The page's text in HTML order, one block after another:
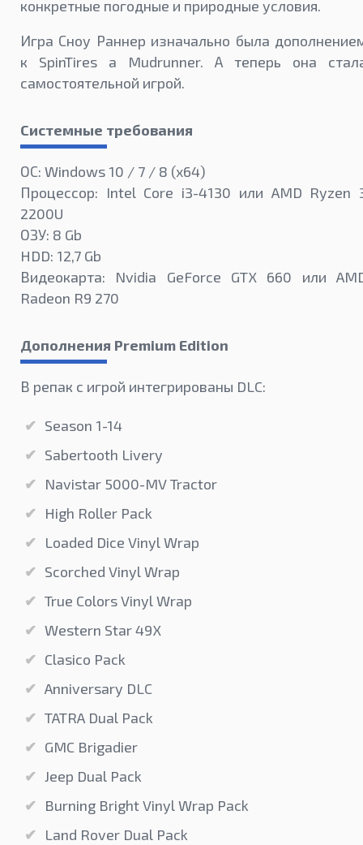
конкретные погодные и природные условия.
Игра Сноу Раннер изначально была
к SpinTires a Mudrunner. А теперь она
самостоятельной игрой.
Системные требования
ОС: Windows 10 / 7 / 8 (x64)
Процессор: Intel Core i3-4130 или AMD Ryzen
2200U
ОЗУ: 8 Gb
HDD: 12,7 Gb
Видеокарта: Nvidia GeForce GTX 660 или
Radeon R9 270
Дополнения Premium Edition
В репак с игрой интегрированы DLC:
Season 1-14
Sabertooth Livery
Navistar 5000-MV Tractor
High Roller Pack
Loaded Dice Vinyl Wrap
Scorched Vinyl Wrap
True Colors Vinyl Wrap
Western Star 49X
Clasico Pack
Anniversary DLC
TATRA Dual Pack
GMC Brigadier
Jeep Dual Pack
Burning Bright Vinyl Wrap Pack
Land Rover Dual Pack